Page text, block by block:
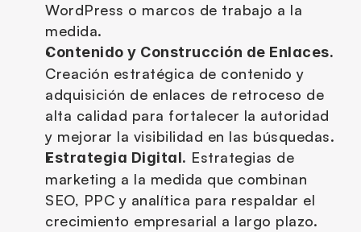
WordPress o marcos de trabajo a la
medida.
Contenido y Construcción de Enlaces.
Creación estratégica de contenido y
adquisición de enlaces de retroceso de
alta calidad para fortalecer la autoridad
y mejorar la visibilidad en las búsquedas.
Estrategia Digital. Estrategias de
marketing a la medida que combinan
SEO, PPC y analítica para respaldar el
crecimiento empresarial a largo plazo.